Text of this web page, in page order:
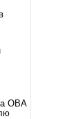
ОВА